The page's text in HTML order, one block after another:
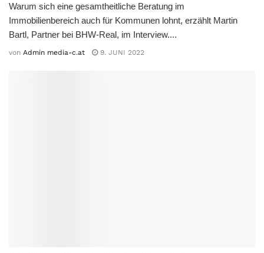
Warum sich eine gesamtheitliche Beratung im
Immobilienbereich auch für Kommunen lohnt, erzählt Martin
Bartl, Partner bei BHW-Real, im Interview....
von Admin media-c.at 9. JUNI 2022